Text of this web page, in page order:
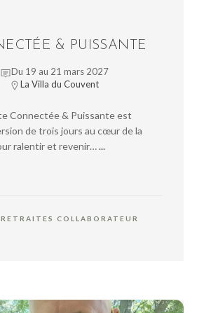
& PUISSANTE
Du 19 au 21 mars 2027
La Villa du Couvent
Connectée & Puissante est
de trois jours au cœur de la
ralentir et revenir…...
RETRAITES COLLABORATEUR